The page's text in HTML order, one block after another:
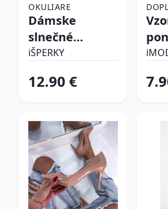
OKULIARE
Dámske
slnečné
okuliare
iŠPERKY
12.90 €